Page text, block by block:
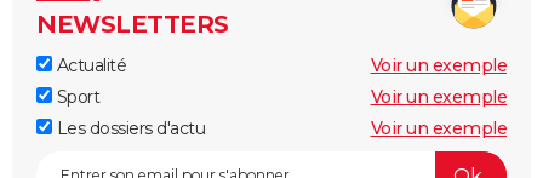
NEWSLETTERS
Actualité
Voir un exemple
Sport
Voir un exemple
Les dossiers d'actu
Voir un exemple